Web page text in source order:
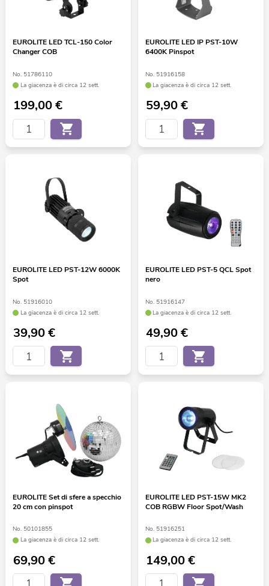
EUROLITE LED TCL-150 Color
Changer COB
No. 51786110
La giacenza è di circa 12 sett.
199,00€
EUROLITE LED IP PST-10W
6400K Pinspot
No. 51916158
La giacenza è di circa 12 sett.
59,90€
EUROLITE LED PST-12W 6000K
Spot
No. 51916010
La giacenza è di circa 12 sett.
39,90€
EUROLITE LED PST-5 QCL Spot
nero
No. 51916147
La giacenza è di circa 12 sett.
49,90€
EUROLITE Set di sfere a specchio
20 cm con pinspot
No. 50101855
La giacenza è di circa 12 sett.
69,90€
EUROLITE LED PST-15W MK2
COB RGBW Floor Spot/Wash
No. 51916251
La giacenza è di circa 12 sett.
149,00€